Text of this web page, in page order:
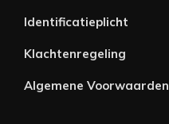
Identificatieplicht
Klachtenregeling
Algemene Voorwaarden